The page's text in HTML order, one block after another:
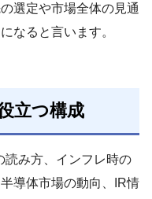
選定や市場全体の見通
なると言います。
立つ構成
読み方、インフレ時の
導体市場の動向、IR情